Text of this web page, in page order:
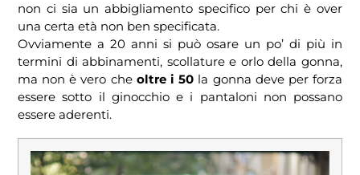
non ci sia un abbigliamento specifico per chi è over
una certa età non ben specificata.
Ovviamente a 20 anni si può osare un po’ di più in
termini di abbinamenti, scollature e orlo della gonna,
ma non è vero che oltre i 50 la gonna deve per forza
essere sotto il ginocchio e i pantaloni non possano
essere aderenti.